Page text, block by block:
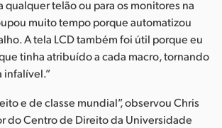
qualquer telão ou para os monitores na
muito tempo porque automatizou
A tela LCD também foi útil porque eu
tinha atribuído a cada macro, tornando
infalível.”
e de classe mundial”, observou Chris
do Centro de Direito da Universidade